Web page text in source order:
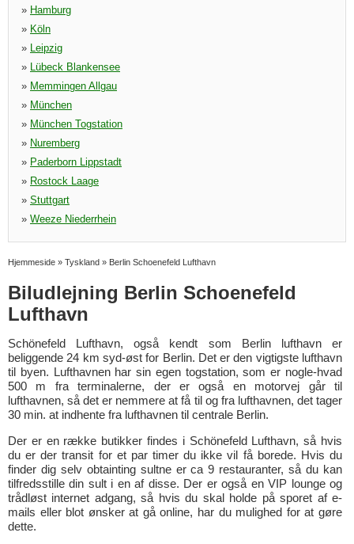
» Hamburg
» Köln
» Leipzig
» Lübeck Blankensee
» Memmingen Allgau
» München
» München Togstation
» Nuremberg
» Paderborn Lippstadt
» Rostock Laage
» Stuttgart
» Weeze Niederrhein
Hjemmeside » Tyskland » Berlin Schoenefeld Lufthavn
Biludlejning Berlin Schoenefeld
Lufthavn
Schönefeld Lufthavn, også kendt som Berlin lufthavn er
beliggende 24 km syd-øst for Berlin. Det er den vigtigste lufthavn
til byen. Lufthavnen har sin egen togstation, som er nogle-hvad
500 m fra terminalerne, der er også en motorvej går til
lufthavnen, så det er nemmere at få til og fra lufthavnen, det tager
30 min. at indhente fra lufthavnen til centrale Berlin.
Der er en række butikker findes i Schönefeld Lufthavn, så hvis
du er der transit for et par timer du ikke vil få borede. Hvis du
finder dig selv obtainting sultne er ca 9 restauranter, så du kan
tilfredsstille din sult i en af disse. Der er også en VIP lounge og
trådløst internet adgang, så hvis du skal holde på sporet af e-
mails eller blot ønsker at gå online, har du mulighed for at gøre
dette.